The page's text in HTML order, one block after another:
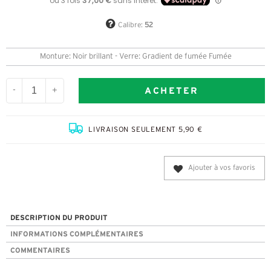
Calibre: 52
Monture: Noir brillant - Verre: Gradient de fumée Fumée
- + ACHETER
LIVRAISON SEULEMENT 5,90 €
Ajouter à vos favoris
DESCRIPTION DU PRODUIT
INFORMATIONS COMPLÉMENTAIRES
COMMENTAIRES